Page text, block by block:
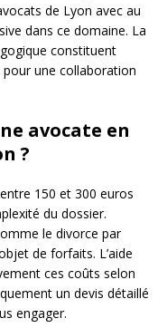
de Lyon avec au
dans ce domaine. La
constituent
une collaboration
avocate en
?
150 et 300 euros
du dossier.
le divorce par
de forfaits. L’aide
ces coûts selon
un devis détaillé
engager.